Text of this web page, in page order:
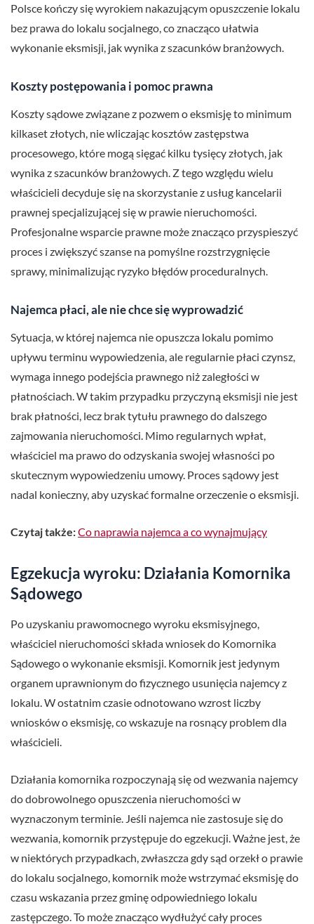
Polsce kończy się wyrokiem nakazującym opuszczenie lokalu
bez prawa do lokalu socjalnego, co znacząco ułatwia
wykonanie eksmisji, jak wynika z szacunków branżowych.
Koszty postępowania i pomoc prawna
Koszty sądowe związane z pozwem o eksmisję to minimum
kilkaset złotych, nie wliczając kosztów zastępstwa
procesowego, które mogą sięgać kilku tysięcy złotych, jak
wynika z szacunków branżowych. Z tego względu wielu
właścicieli decyduje się na skorzystanie z usług kancelarii
prawnej specjalizującej się w prawie nieruchomości.
Profesjonalne wsparcie prawne może znacząco przyspieszyć
proces i zwiększyć szanse na pomyślne rozstrzygnięcie
sprawy, minimalizując ryzyko błędów proceduralnych.
Najemca płaci, ale nie chce się wyprowadzić
Sytuacja, w której najemca nie opuszcza lokalu pomimo
upływu terminu wypowiedzenia, ale regularnie płaci czynsz,
wymaga innego podejścia prawnego niż zaległości w
płatnościach. W takim przypadku przyczyną eksmisji nie jest
brak płatności, lecz brak tytułu prawnego do dalszego
zajmowania nieruchomości. Mimo regularnych wpłat,
właściciel ma prawo do odzyskania swojej własności po
skutecznym wypowiedzeniu umowy. Proces sądowy jest
nadal konieczny, aby uzyskać formalne orzeczenie o eksmisji.
Czytaj także:Co naprawia najemca a co wynajmujący
Egzekucja wyroku: Działania Komornika
Sądowego
Po uzyskaniu prawomocnego wyroku eksmisyjnego,
właściciel nieruchomości składa wniosek do Komornika
Sądowego o wykonanie eksmisji. Komornik jest jedynym
organem uprawnionym do fizycznego usunięcia najemcy z
lokalu. W ostatnim czasie odnotowano wzrost liczby
wniosków o eksmisję, co wskazuje na rosnący problem dla
właścicieli.
Działania komornika rozpoczynają się od wezwania najemcy
do dobrowolnego opuszczenia nieruchomości w
wyznaczonym terminie. Jeśli najemca nie zastosuje się do
wezwania, komornik przystępuje do egzekucji. Ważne jest, że
w niektórych przypadkach, zwłaszcza gdy sąd orzekł o prawie
do lokalu socjalnego, komornik może wstrzymać eksmisję do
czasu wskazania przez gminę odpowiedniego lokalu
zastępczego. To może znacząco wydłużyć cały proces